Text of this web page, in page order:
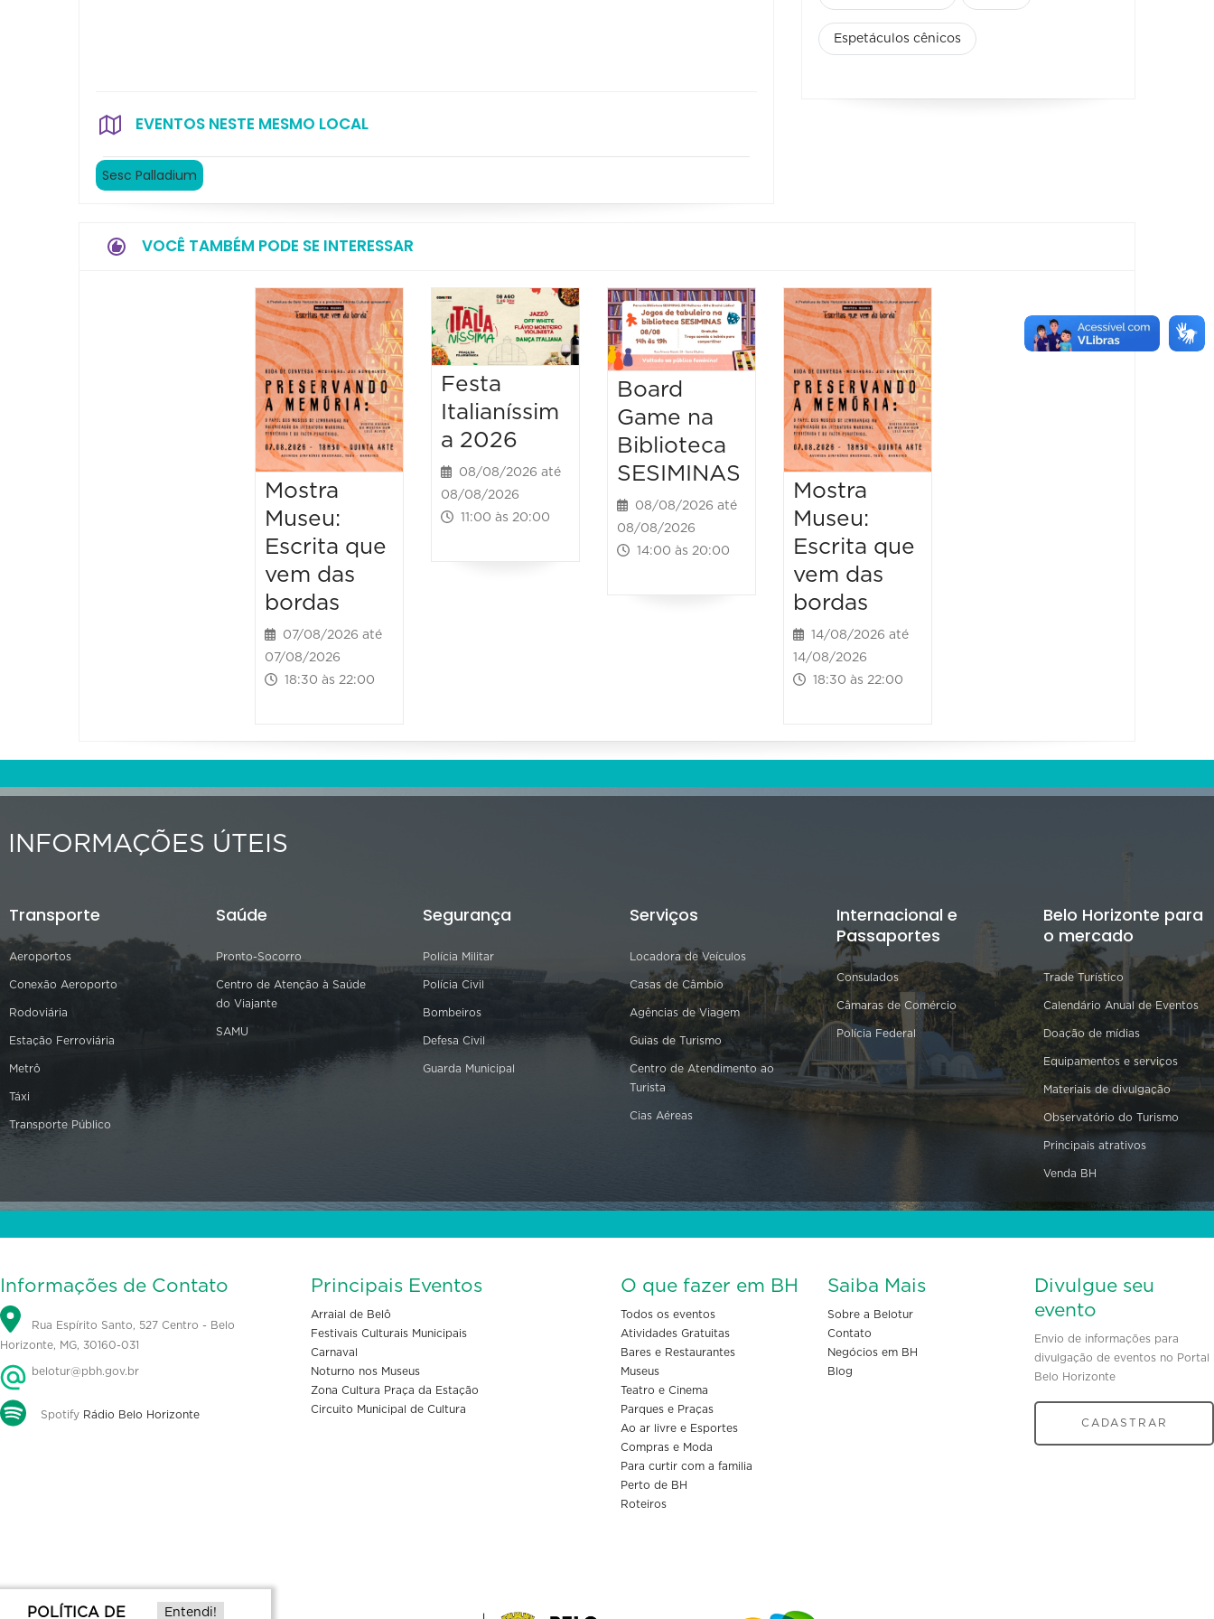
EVENTOS NESTE MESMO LOCAL
Sesc Palladium
Espetáculos cênicos
VOCÊ TAMBÉM PODE SE INTERESSAR
Mostra
Museu:
Escrita que
vem das
bordas
07/08/2026 até
07/08/2026
18:30 às 22:00
Festa
Italianíssim
a 2026
08/08/2026 até
08/08/2026
11:00 às 20:00
Board
Game na
Biblioteca
SESIMINAS
08/08/2026 até
08/08/2026
14:00 às 20:00
Mostra
Museu:
Escrita que
vem das
bordas
14/08/2026 até
14/08/2026
18:30 às 22:00
Encantaria
INFORMAÇÕES ÚTEIS
Transporte
Aeroportos
Conexão Aeroporto
Rodoviária
Estação Ferroviária
Metrô
Táxi
Transporte Público
Saúde
Pronto-Socorro
Centro de Atenção à Saúde
do Viajante
SAMU
Segurança
Polícia Militar
Polícia Civil
Bombeiros
Defesa Civil
Guarda Municipal
Serviços
Locadora de Veículos
Casas de Câmbio
Agências de Viagem
Guias de Turismo
Centro de Atendimento ao
Turista
Cias Aéreas
Internacional e
Passaportes
Consulados
Câmaras de Comércio
Polícia Federal
Belo Horizonte para
o mercado
Trade Turístico
Calendário Anual de Eventos
Doação de mídias
Equipamentos e serviços
Materiais de divulgação
Observatório do Turismo
Principais atrativos
Venda BH
Informações de Contato
Rua Espírito Santo, 527 Centro - Belo
Horizonte, MG, 30160-031
belotur@pbh.gov.br
Spotify Rádio Belo Horizonte
Principais Eventos
Arraial de Belô
Festivais Culturais Municipais
Carnaval
Noturno nos Museus
Zona Cultura Praça da Estação
Circuito Municipal de Cultura
O que fazer em BH
Todos os eventos
Atividades Gratuitas
Bares e Restaurantes
Museus
Teatro e Cinema
Parques e Praças
Ao ar livre e Esportes
Compras e Moda
Para curtir com a familia
Perto de BH
Roteiros
Saiba Mais
Sobre a Belotur
Contato
Negócios em BH
Blog
Divulgue seu
evento
Envio de informações para
divulgação de eventos no Portal
Belo Horizonte
CADASTRAR
POLÍTICA DE Entendi!